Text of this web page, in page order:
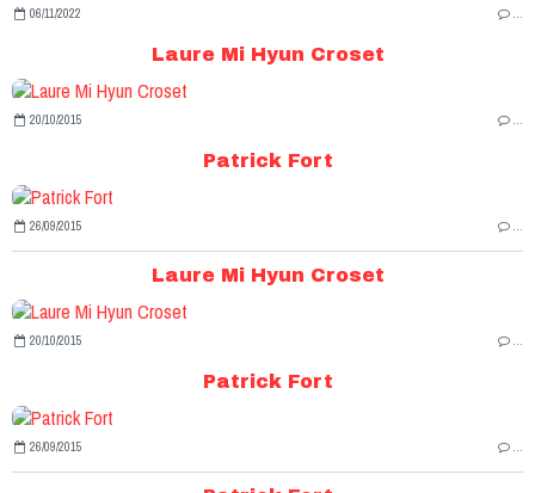
06/11/2022 …
Laure Mi Hyun Croset
20/10/2015 …
Patrick Fort
26/09/2015 …
Laure Mi Hyun Croset
20/10/2015 …
Patrick Fort
26/09/2015 …